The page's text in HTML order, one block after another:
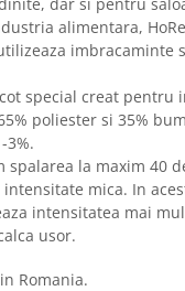
alimentara,
imbracaminte
special creat pentru
poliester si 35%
3%.
spalarea la maxim 40
intensitate mica. In
intensitatea mai
usor.
Romania.